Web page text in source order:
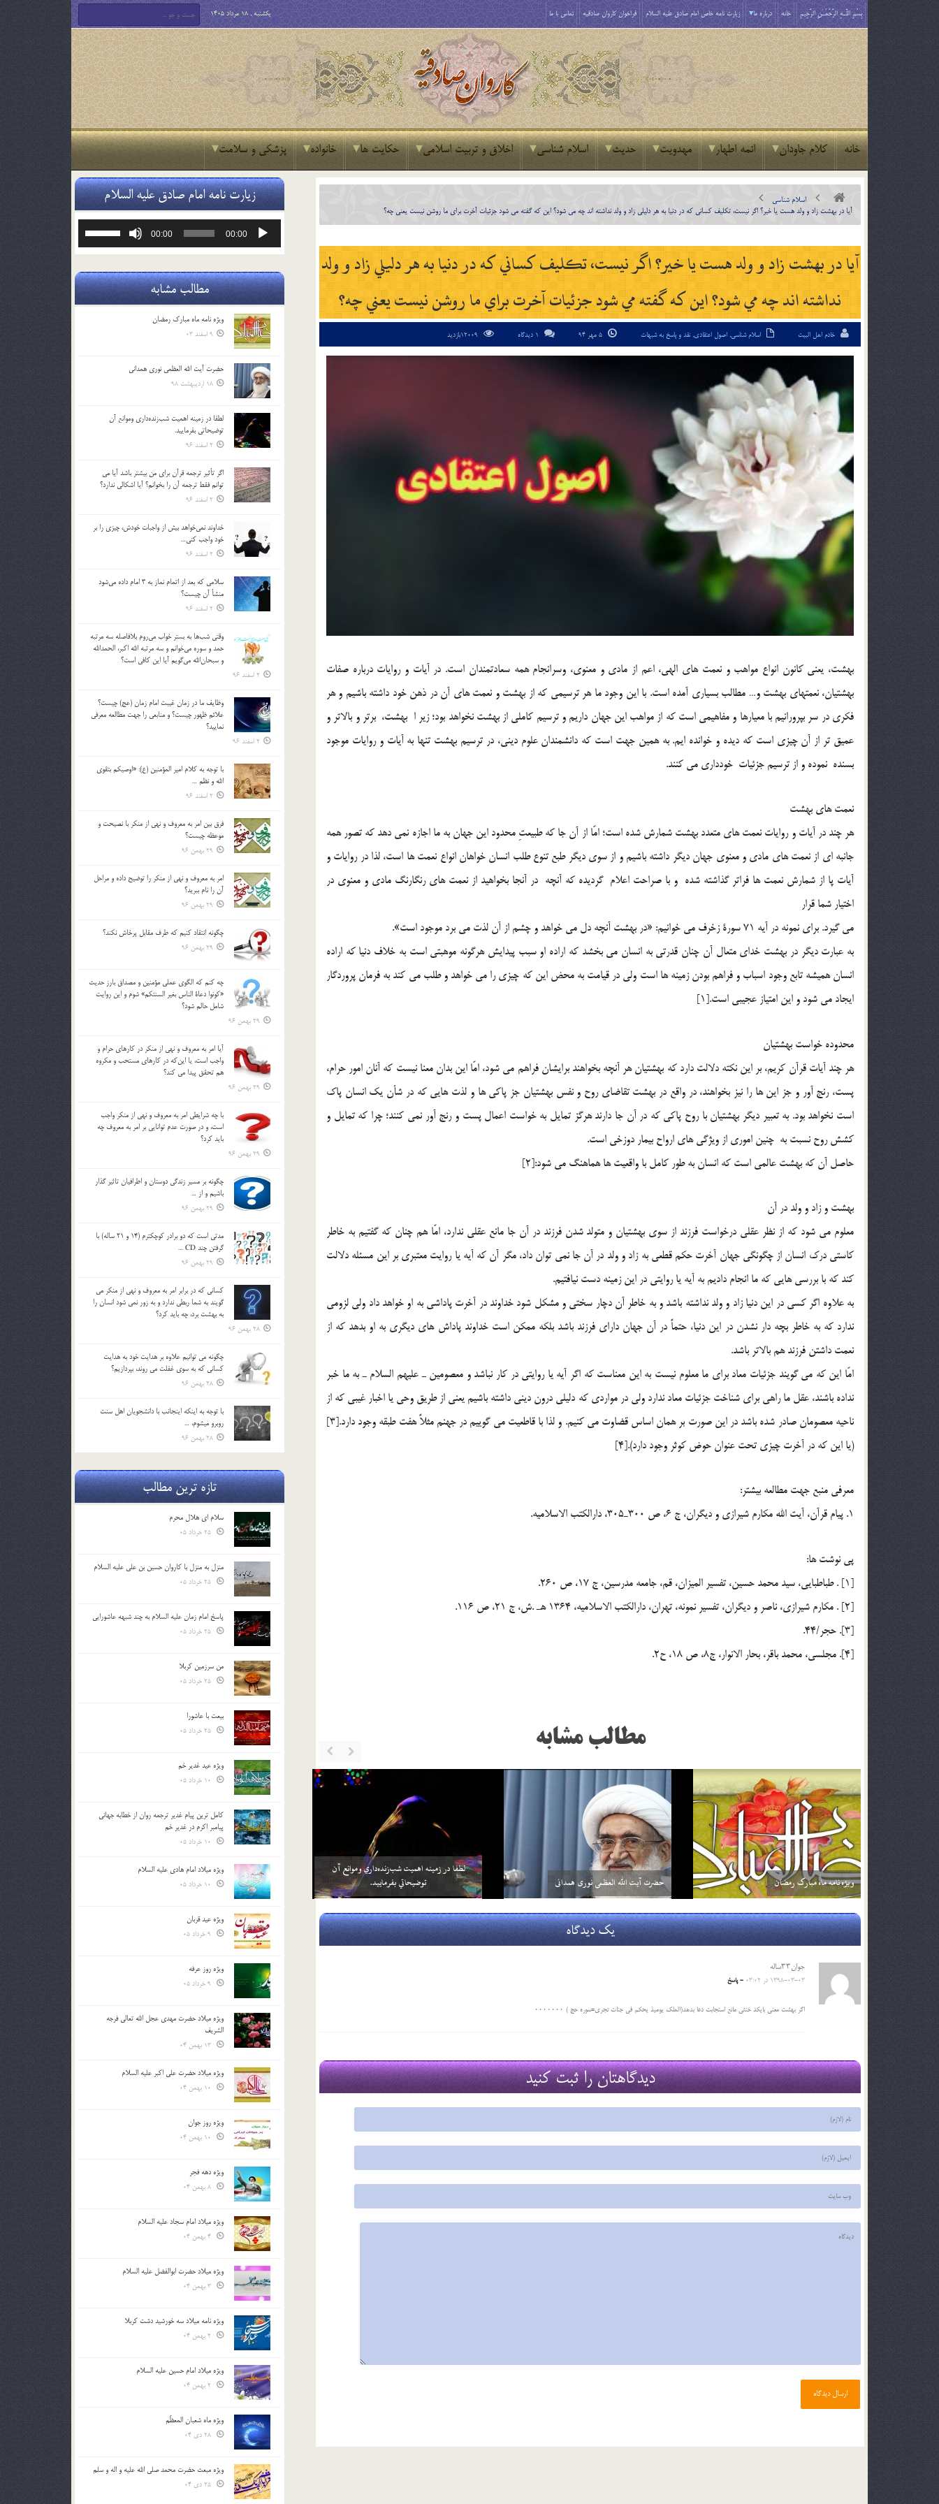
بِسْمِ اللَّـهِ الرَّحْمَـٰنِ الرَّحِيمِ خانه درباره ما زیارت نامه خاص امام صادق علیه السلام فراخوان کاروان صادقیه تماس با ما یکشنبه , 18 مرداد 1405
خانه کلام جاودان ائمه اطهار مهدویت حدیث اسلام شناسی اخلاق و تربیت اسلامی حکایت ها خانواده پزشکی و سلامت
اسلام شناسی
آيا در بهشت زاد و ولد هست يا خير؟ اگر نيست، تكليف كساني كه در دنيا به هر دليلي زاد و ولد نداشته اند چه مي شود؟ اين كه گفته مي شود جزئيات آخرت براي ما روشن نيست يعني چه؟
آيا در بهشت زاد و ولد هست يا خير؟ اگر نيست، تكليف كساني كه در دنيا به هر دليلي زاد و ولد
نداشته اند چه مي شود؟ اين كه گفته مي شود جزئيات آخرت براي ما روشن نيست يعني چه؟
خادم اهل البیت اسلام شناسی, اصول اعتقادی, نقد و پاسخ به شبهات 1 دیدگاه
بهشت، يعني كانون انواع مواهب و نعمت هاي الهي، اعم از مادي و معنوي، وسرانجام همه سعادتمندان است. در آيات و روايات درباره صفات
بهشتيان، نعمتهاي بهشت و… مطالب بسياري آمده است. با اين وجود ما هر ترسيمي كه از بهشت و نعمت هاي آن در ذهن خود داشته باشيم و هر
فكري در سر بپرورانيم با معيارها و مفاهيمي است كه از مواهب اين جهان داريم و ترسيم كاملی از بهشت نخواهد بود؛ زیر ا بهشت، برتر و بالاتر و
عميق تر از آن چيزي است كه ديده و خوانده ايم. به همين جهت است كه دانشمندان علوم ديني، در ترسيم بهشت تنها به آيات و روايات موجود
بسنده نموده و از ترسيم جزئيات خودداري مي كنند.
نعمت هاي بهشت
هر چند در آيات و روايات نعمت هاي متعدد بهشت شمارش شده است؛ امّا از آن جا كه طبيعتِ محدود اين جهان به ما اجازه نمي دهد كه تصور همه
جانبه اي از نعمت هاي مادي و معنوي جهان ديگر داشته باشيم و از سوي ديگر طبع تنوع طلب انسان خواهان انواع نعمت ها است، لذا در روايات و
آيات پا از شمارش نعمت ها فراتر گذاشته شده و با صراحت اعلام گردیده كه آنچه در آنجا بخواهيد از نعمت هاي رنگارنگ مادي و معنوي در
اختيار شما قرار
مي گيرد. براي نمونه در آيه 71 سورة زخرف مي خوانيم: «در بهشت آنچه دل مي خواهد و چشم از آن لذت مي برد موجود است».
به عبارت ديگر در بهشت خداي متعال آن چنان قدرتي به انسان مي بخشد كه اراده او سبب پيدايش هرگونه موهبتي است به خلاف دنيا كه اراده
انسان هميشه تابع وجود اسباب و فراهم بودن زمينه ها است ولي در قيامت به محض اين كه چيزي را مي خواهد و طلب مي كند به فرمان پروردگار
ايجاد مي شود و اين امتياز عجيبي است.[1]
محدوده خواست بهشتيان
هر چند آيات قرآن كريم، بر اين نكته دلالت دارد كه بهشتيان هر آنچه بخواهند برايشان فراهم مي شود، امّا اين بدان معنا نيست كه آنان امور حرام،
پست، رنج آور و جز اين ها را نيز بخواهند، در واقع در بهشت تقاضاي روح و نفس بهشتيان جز پاكي ها و لذت هايي كه در شأن يك انسان پاك
است نخواهد بود. به تعبير ديگر بهشتيان با روح پاكي که در آن جا دارند هرگز تمايل به خواست اعمال پست و رنج آور نمي كنند؛ چرا كه تمايل و
كشش روح نسبت به ­چنين اموري از ويژگي هاي ارواح بيمار دوزخي است.
حاصل آن كه بهشت عالمي است كه انسان به طور كامل با واقعيت ها هماهنگ مي شود:[2]
بهشت و زاد و ولد در آن
معلوم مي شود كه از نظر عقلي درخواست فرزند از سوي بهشتيان و متولد شدن فرزند در آن جا مانع عقلي ندارد، امّا هم چنان كه گفتيم به خاطر
كاستي درك انسان از چگونگي جهان آخرت حكم قطعي به زاد و ولد در آن جا نمي توان داد، مگر آن كه آيه يا روايت معتبري بر اين مسئله دلالت
كند كه با بررسي هايي كه ما انجام داديم به آيه يا روايتي در اين زمينه دست نيافتيم.
به علاوه اگر كسي در اين دنيا زاد و ولد نداشته باشد و به خاطر آن دچار سختي و مشكل شود خداوند در آخرت پاداشي به او خواهد داد ولي لزومي
ندارد كه به خاطر بچه دار نشدن در اين دنيا، حتماً در آن جهان داراي فرزند باشد بلكه ممكن است خداوند پاداش هاي ديگري به او بدهد كه از
نعمت داشتن فرزند هم بالاتر باشد.
امّا اين كه مي گويند جزئيات معاد براي ما معلوم نيست به اين معناست كه اگر آيه يا روايتي در كار نباشد و معصومين ـ عليهم السلام ـ به ما خبر
نداده باشند، عقل ما راهي براي شناخت جزئيات معاد ندارد ولي در مواردي كه دليلي درون ديني داشته باشيم يعني از طريق وحي يا اخبار غيبي که از
ناحيه معصومان صادر شده باشد در اين صورت بر همان اساس قضاوت مي كنيم. و لذا با قاطعيت مي گوييم در جهنم مثلاً هفت طبقه وجود دارد.[3]
(يا اين که در آخرت چيزی تحت عنوان حوض کوثر وجود دارد).[4]
معرفي منبع جهت مطالعه بيشتر:
1. پيام قرآن، آيت الله مكارم شيرازي و ديگران، ج 6، ص 300ـ305، دارالكتب الاسلاميه.
پي نوشت ها:
[1] . طباطبايي، سيد محمد حسين، تفسير الميزان، قم، جامعه مدرسين، ج 17، ص 260.
[2] . مكارم شيرازي، ناصر و ديگران، تفسير نمونه، تهران، دارالكتب الاسلاميه، 1364 هـ .ش، ج 21، ص 116.
[3]. حجر/44.
[4]. مجلسي، محمد باقر، بحار الانوار، ج8، ص 18، ح2.
مطالب مشابه
اگر تأثير ترجمه قرآن براي من بيشتر باشد آيا مي توانم
فقط ترجمه آن را بخوانم؟ آيا اشكالي ندارد؟
2 اسفند 96
خداوند نمي‌خواهد بيش از واجبات خودش، چيزي را
بر خود واجب كني…
2 اسفند 96
سلامي كه بعد از اتمام نماز به 3 امام داده مي‌شود منشأ
آن چيست؟
2 اسفند 96
یک دیدگاه
جوان۳۳ساله
1398-03-03 در 03:02 - پاسخ
اگر بهشت معنی بایکد خنثی مانع استجابت دعا بدهد(الملک یومیذ یحکم فی جنات تجری=سوره حج ) ۰۰۰۰۰۰۰
دیدگاهتان را ثبت کنید
زیارت نامه امام صادق علیه السلام
پخش‌کننده
00:00
00:00
یا
صدا
کلیدهای
مطالب مشابه
ویژه نامه ماه مبارک رمضان
9 اسفند 03
حضرت آیت الله العظمی نوری همدانی
18 اردیبهشت 98
لطفا در زمينه اهميت شب‌زنده‌داري وموانع آن
توضيحاتي بفرماييد.
2 اسفند 96
اگر تأثير ترجمه قرآن براي من بيشتر باشد آيا مي
توانم فقط ترجمه آن را بخوانم؟ آيا اشكالي ندارد؟
2 اسفند 96
خداوند نمي‌خواهد بيش از واجبات خودش، چيزي را بر
خود واجب كني…
2 اسفند 96
سلامي كه بعد از اتمام نماز به 3 امام داده مي‌شود
منشأ آن چيست؟
2 اسفند 96
وقتي شب‌ها به بستر خواب مي‌روم بلافاصله سه مرتبه
حمد و سوره مي‌خوانم و سه مرتبه الله اكبر، الحمدالله
و سبحان‌الله مي‌گويم آيا اين كافي است؟
2 اسفند 96
وظايف ما در زمان غيبت امام زمان (عج) چيست؟
علائم ظهور چيست؟ و منابعي را جهت مطالعه معرفي
نماييد؟
2 اسفند 96
با توجه به كلام امير المؤمنين (ع): «اوصيكم بتقوي
الله و نظم …
2 اسفند 96
فرق بين امر به معروف و نهي از منكر با نصيحت و
موعظه چيست؟
29 بهمن 96
امر به معروف و نهي از منكر را توضيح داده و مراحل
آن را نام ببريد؟
29 بهمن 96
چگونه انتقاد كنيم كه طرف مقابل پرخاش نكند؟
29 بهمن 96
چه كنم كه الگوي عملي مؤمنين و مصداق بارز حديث
«كونوا دعاة الناس بغير السنتكم» شوم و اين روايت
شامل حالم شود؟
29 بهمن 96
آيا امر به معروف و نهي از منكر در كارهاي حرام و
واجب است، يا اين‌كه در كارهاي مستحب و مكروه
هم تحقق پيدا مي كند؟
29 بهمن 96
با چه شرايطي امر به معروف و نهي از منکر واجب
است، و در صورت عدم توانايي بر امر به معروف چه
بايد کرد؟
29 بهمن 96
چگونه بر مسير زندگي دوستان و اطرافيان تاثير گذار
باشيم و از …
29 بهمن 96
مدتي است كه دو برادر كوچكترم (14 و 21 ساله) با
گرفتن چند CD …
29 بهمن 96
كساني كه در برابر امر به معروف و نهي از منكر مي
گويند به شما ربطي ندارد و به زور نمي شود انسان را
به بهشت برد، چه بايد كرد؟
28 بهمن 96
چگونه مي توانيم علاوه بر هدايت خود به هدايت
كساني كه به سوي غفلت مي روند، بپردازيم؟
28 بهمن 96
با توجه به اينكه اينجانب با دانشجويان اهل سنت
روبرو مي‎شوم، …
28 بهمن 96
تازه ترین مطالب
سلام ای هلال محرم
منزل به منزل با کاروان حسین بن علی علیه السلام
پاسخ امام زمان علیه السلام به چند شبهه عاشورایی
من سرزمین کربلا
بیعت با عاشورا
ویژه عید غدیر خم
کامل ترین پیام غدیر ترجمه روان از خطابه جهانی
پیامبر اکرم در غدیر خم
ویژه میلاد امام هادی علیه السلام
ویژه عید قربان
ویژه روز عرفه
ویژه میلاد حضرت مهدی عجل الله تعالی فرجه
الشريف
ویژه میلاد حضرت علی اکبر علیه السلام
ویژه روز جوان
ویژه دهه فجر
ویژه میلاد امام سجاد علیه السلام
ویژه میلاد حضرت ابوالفضل علیه السلام
ویژه نامه میلاد سه خورشید دشت کربلا
ویژه میلاد امام حسین علیه السلام
ویژه ماه شعبان المعظّم
ویژه مبعث حضرت محمد صلی الله علیه و اله و سلم